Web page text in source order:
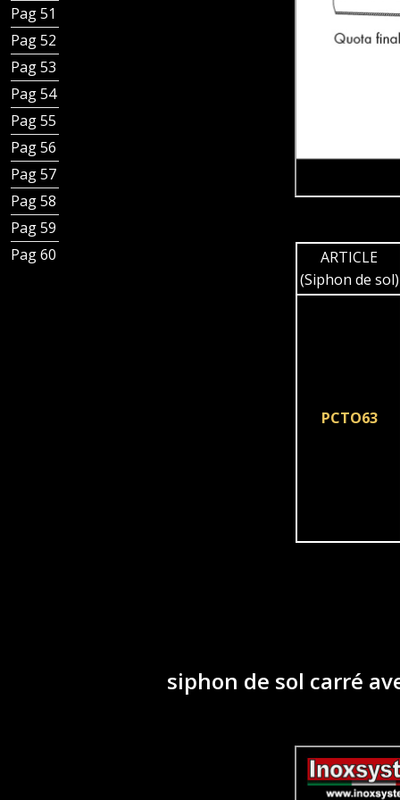
Pag 51 - Grilles design pour canal Total Hygienic
Pag 52 - Siphons de sol avec une connexion
Pag 53 - Siphons de sol tasse avec une connexion
Pag 54 - Siphons de sol à grille - tuyau-siphon
Pag 55 - Siphons de sol à grille - tasse
Pag 56 - Caniveau Total Hygienic avec Siphon sol plaque
Pag 57 - Caniveau Total Hygienic avec Siphon sol à grille
Pag 58 - Caniveau avec fente Total Hygienic
Pag 59 - Caniveau à grille Total Hygienic
Pag 60 - Couverture Total Hygienic
ARTICLE
(Siphon de sol)
PCTO63
siphon de sol carré